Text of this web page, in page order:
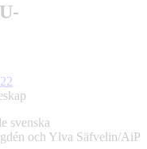
svenska
och Ylva Säfvelin/AiP